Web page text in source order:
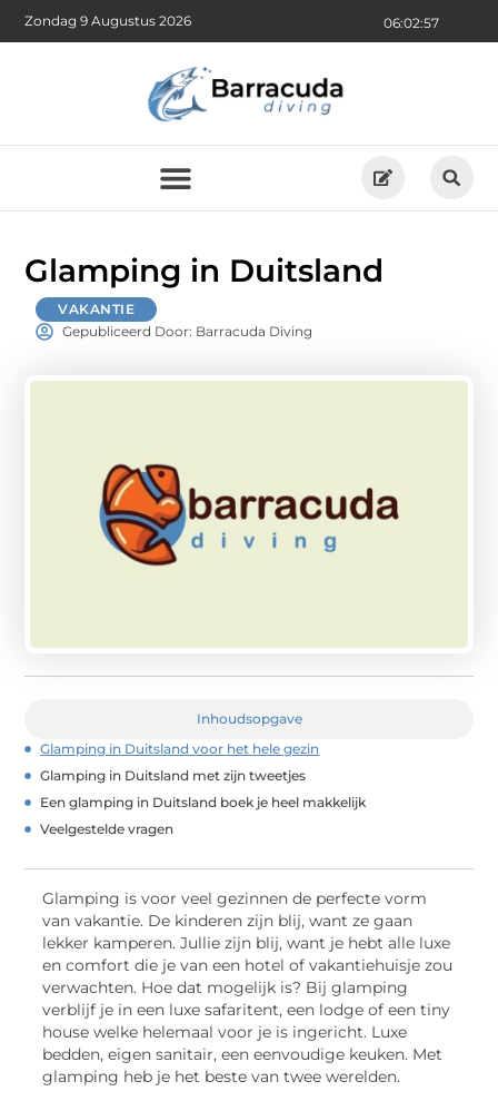
06:02:59
Zondag 9 Augustus 2026
Glamping in Duitsland
VAKANTIE
Gepubliceerd Door: Barracuda Diving
Inhoudsopgave
Glamping in Duitsland voor het hele gezin
Glamping in Duitsland met zijn tweetjes
Een glamping in Duitsland boek je heel makkelijk
Veelgestelde vragen
Glamping is voor veel gezinnen de perfecte vorm
van vakantie. De kinderen zijn blij, want ze gaan
lekker kamperen. Jullie zijn blij, want je hebt alle luxe
en comfort die je van een hotel of vakantiehuisje zou
verwachten. Hoe dat mogelijk is? Bij glamping
verblijf je in een luxe safaritent, een lodge of een tiny
house welke helemaal voor je is ingericht. Luxe
bedden, eigen sanitair, een eenvoudige keuken. Met
glamping heb je het beste van twee werelden.